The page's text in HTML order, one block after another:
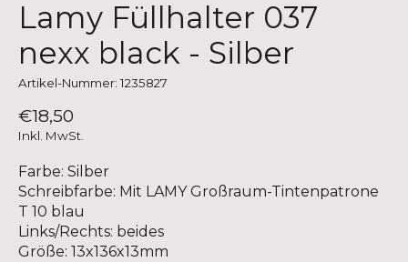
Lamy Füllhalter 037
nexx black - Silber
Artikel-Nummer: 1235827
€18,50
Inkl. MwSt.
Farbe: Silber
Schreibfarbe: Mit LAMY Großraum-Tintenpatrone
T 10 blau
Links/Rechts: beides
Größe: 13x136x13mm